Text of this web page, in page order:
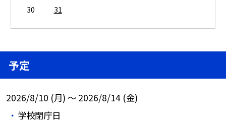
30
31
予定
2026/8/10 (月) ～ 2026/8/14 (金)
学校閉庁日